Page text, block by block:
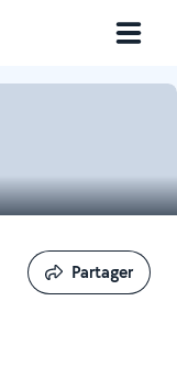
Partager
Partager